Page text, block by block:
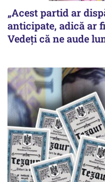
„Acest partid ar
anticipate, adică ar
Vedeți că ne aude